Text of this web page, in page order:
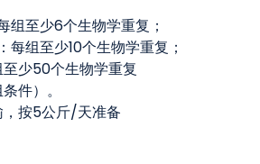
至少6个生物学重复；
组至少10个生物学重复；
少50个生物学重复
件） 。
按5公斤/天准备